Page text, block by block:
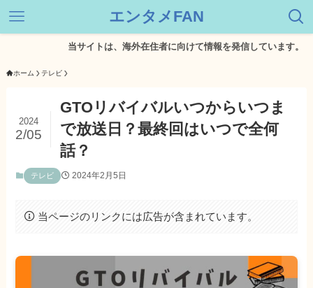
エンタメFAN
当サイトは、海外在住者に向けて情報を発信しています。
ホーム テレビ
GTOリバイバルいつからいつま
で放送日？最終回はいつで全何
話？
2024
2/05
テレビ 2024年2月5日
当ページのリンクには広告が含まれています。